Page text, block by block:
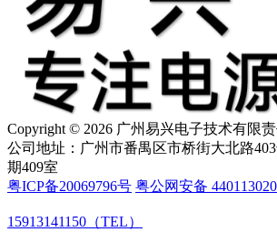
Copyright © 2026 广州易兴电子技术有限责
公司地址：广州市番禺区市桥街大北路
期409室
粤ICP备20069796号 粤公网安备
15913141150（TEL）